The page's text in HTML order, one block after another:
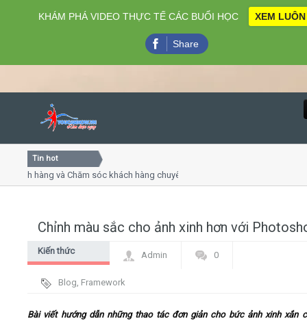
Close
Home
Giới thiệu
Tin hot
hàng và Chăm sóc khách hàng chuyên nghiệp
Chỉnh màu sắc cho ảnh xinh hơn với
Kiến thức
Admin 0
Blog, Framework
Bài viết hướng dẫn những thao tác đơn giản cho bức ảnh xinh xắn
KHÁM PHÁ VIDEO THỰC TẾ CÁC BUỔI HỌC XEM LUÔN
Share